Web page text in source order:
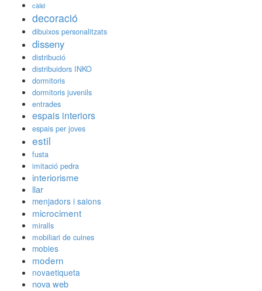
càlid
decoració
dibuixos personalitzats
disseny
distribució
distribuidors INKO
dormitoris
dormitoris juvenils
entrades
espais interiors
espais per joves
estil
fusta
imitació pedra
interiorisme
llar
menjadors i salons
microciment
miralls
mobiliari de cuines
mobles
modern
novaetiqueta
nova web